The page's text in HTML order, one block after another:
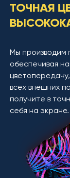
ТОЧНАЯ
Мы производим
обеспечивая
всех внешних
получите в
себя на экране.